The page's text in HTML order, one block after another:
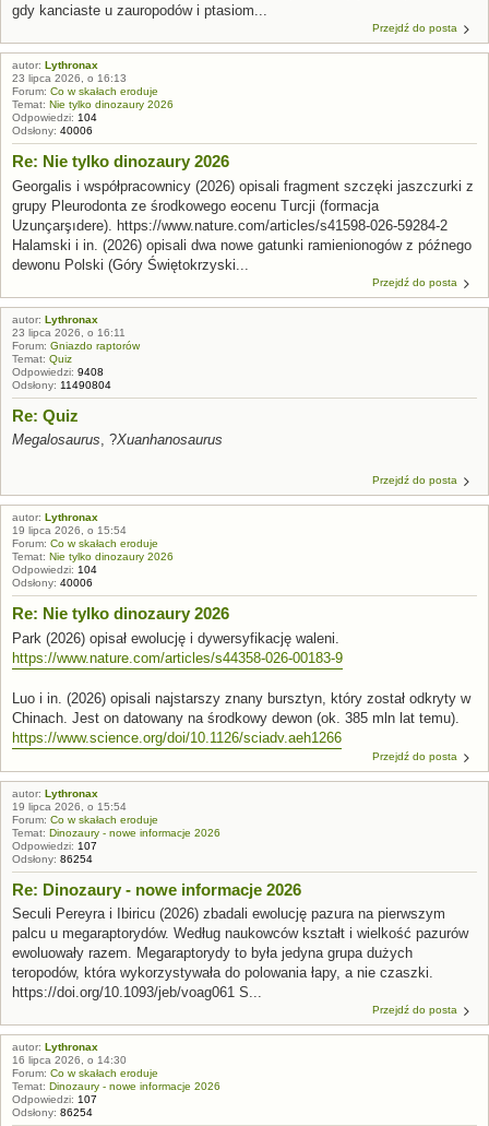
gdy kanciaste u zauropodów i ptasiom...
Przejdź do posta
autor: Lythronax
23 lipca 2026, o 16:13
Forum: Co w skałach eroduje
Temat: Nie tylko dinozaury 2026
Odpowiedzi: 104
Odsłony: 40006
Re: Nie tylko dinozaury 2026
Georgalis i współpracownicy (2026) opisali fragment szczęki jaszczurki z
grupy Pleurodonta ze środkowego eocenu Turcji (formacja
Uzunçarşıdere). https://www.nature.com/articles/s41598-026-59284-2
Halamski i in. (2026) opisali dwa nowe gatunki ramienionogów z późnego
dewonu Polski (Góry Świętokrzyski...
Przejdź do posta
autor: Lythronax
23 lipca 2026, o 16:11
Forum: Gniazdo raptorów
Temat: Quiz
Odpowiedzi: 9408
Odsłony: 11490804
Re: Quiz
Megalosaurus, ?Xuanhanosaurus
Przejdź do posta
autor: Lythronax
19 lipca 2026, o 15:54
Forum: Co w skałach eroduje
Temat: Nie tylko dinozaury 2026
Odpowiedzi: 104
Odsłony: 40006
Re: Nie tylko dinozaury 2026
Park (2026) opisał ewolucję i dywersyfikację waleni.
https://www.nature.com/articles/s44358-026-00183-9
Luo i in. (2026) opisali najstarszy znany bursztyn, który został odkryty w
Chinach. Jest on datowany na środkowy dewon (ok. 385 mln lat temu).
https://www.science.org/doi/10.1126/sciadv.aeh1266
Przejdź do posta
autor: Lythronax
19 lipca 2026, o 15:54
Forum: Co w skałach eroduje
Temat: Dinozaury - nowe informacje 2026
Odpowiedzi: 107
Odsłony: 86254
Re: Dinozaury - nowe informacje 2026
Seculi Pereyra i Ibiricu (2026) zbadali ewolucję pazura na pierwszym
palcu u megaraptorydów. Według naukowców kształt i wielkość pazurów
ewoluowały razem. Megaraptorydy to była jedyna grupa dużych
teropodów, która wykorzystywała do polowania łapy, a nie czaszki.
https://doi.org/10.1093/jeb/voag061 S...
Przejdź do posta
autor: Lythronax
16 lipca 2026, o 14:30
Forum: Co w skałach eroduje
Temat: Dinozaury - nowe informacje 2026
Odpowiedzi: 107
Odsłony: 86254